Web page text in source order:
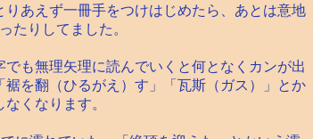
あえず一冊手をつけはじめたら、あとは意地
たりしてました。
も無理矢理に読んでいくと何となくカンが出
を翻（ひるがえ）す」「瓦斯（ガス）」とか
くなります。